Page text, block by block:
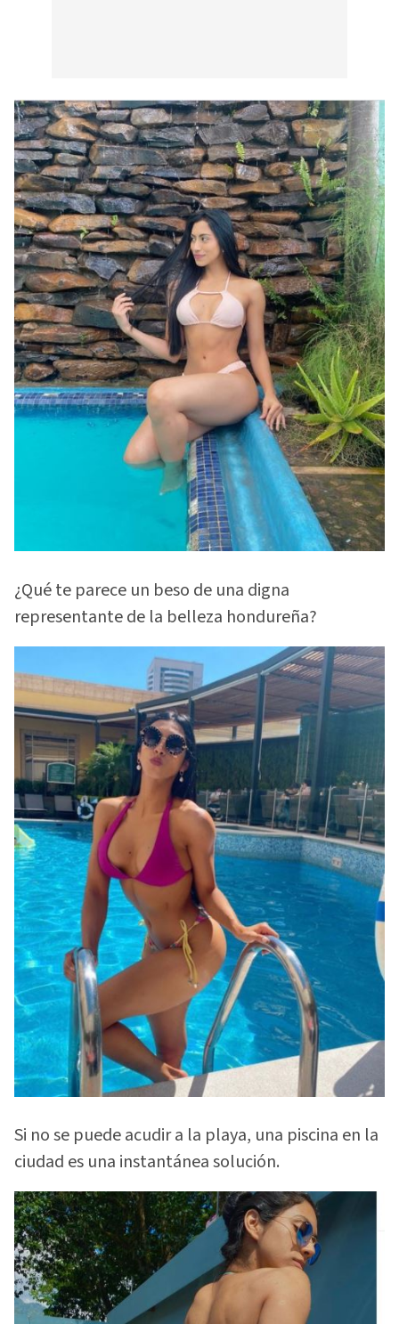
¿Qué te parece un beso de una digna
representante de la belleza hondureña?
Si no se puede acudir a la playa, una piscina en la
ciudad es una instantánea solución.